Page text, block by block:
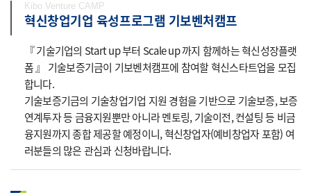
Kibo Venture CAMP
혁신창업기업 육성프로그램 기보벤처캠프
『 기술기업의 Start up 부터 Scale up 까지 함께하는 혁신성장플랫
폼 』 기술보증기금이 기보벤처캠프에 참여할 혁신스타트업을 모집
합니다.
기술보증기금의 기술창업기업 지원 경험을 기반으로 기술보증, 보증
연계투자 등 금융지원뿐만 아니라 멘토링, 기술이전, 컨설팅 등 비금
융지원까지 종합 제공할 예정이니, 혁신창업자(예비창업자 포함) 여
러분들의 많은 관심과 신청바랍니다.